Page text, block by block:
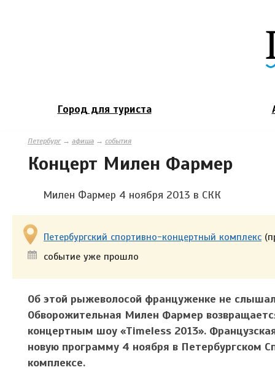
Город для туриста
Петербург→ афиша → события
Концерт Милен Фармер
Милен Фармер 4 ноября 2013 в СКК
Петербургский спортивно-концертный комплекс
событие уже прошло
Об этой рыжеволосой француженке не слышал
Обворожительная Милен Фармер
концертным шоу «Timeless 2013».
новую программу 4 ноября в Петербургском
комплексе.